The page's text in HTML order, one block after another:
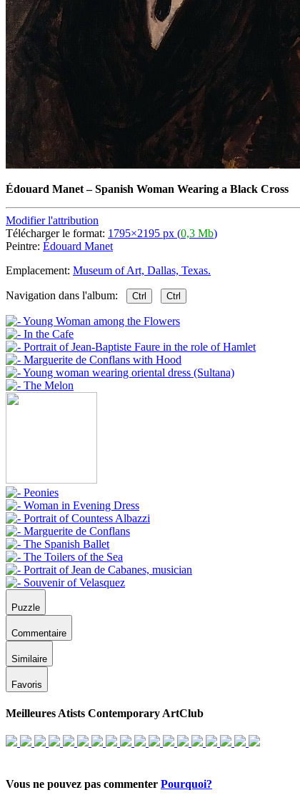
Édouard Manet–Spanish Woman Wearing a Black Cross
Modifier l'attribution
Télécharger le format: 1795×2195 px (0,3 Mb)
Peintre: Édouard Manet
Emplacement: Museum of Art, Dallas, Texas.
Navigation dans l'album: Ctrl Ctrl
Puzzle
Commentaire
Similaire
Favoris
Meilleures Atists Contemporary ArtClub
Vous ne pouvez pas commenter Pourquoi?